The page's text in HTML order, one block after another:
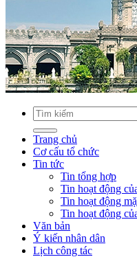
Trang chủ
Cơ cấu tổ chức
Tin tức
Tin tổng hợp
Tin hoạt động
Tin hoạt động
Tin hoạt động
Văn bản
Ý kiến nhân dân
Lịch công tác